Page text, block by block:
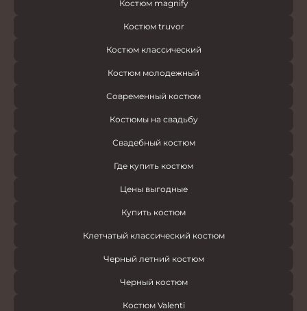
Костюм magnify
Костюм truvor
Костюм классический
Костюм молодежный
Современный костюм
Костюмы на свадьбу
Свадебный костюм
Где купить костюм
Цены выгодные
Купить костюм
Клетчатый классический костюм
Черный летний костюм
Черный костюм
Костюм Valenti